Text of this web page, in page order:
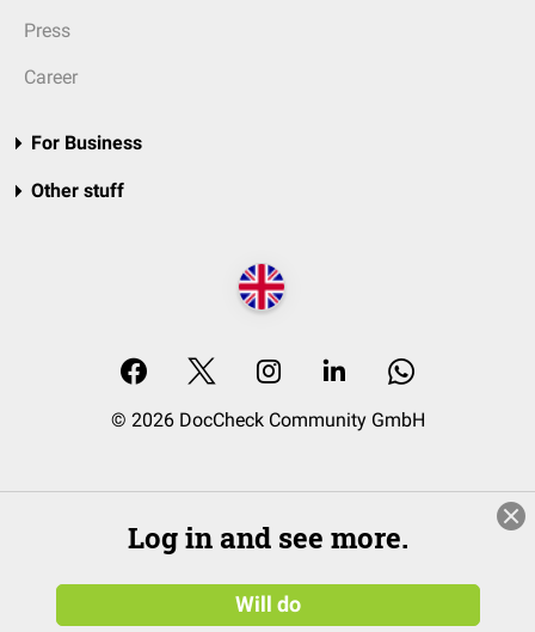
Press
Career
For Business
Other stuff
© 2026 DocCheck Community GmbH
Log in and see more.
Will do